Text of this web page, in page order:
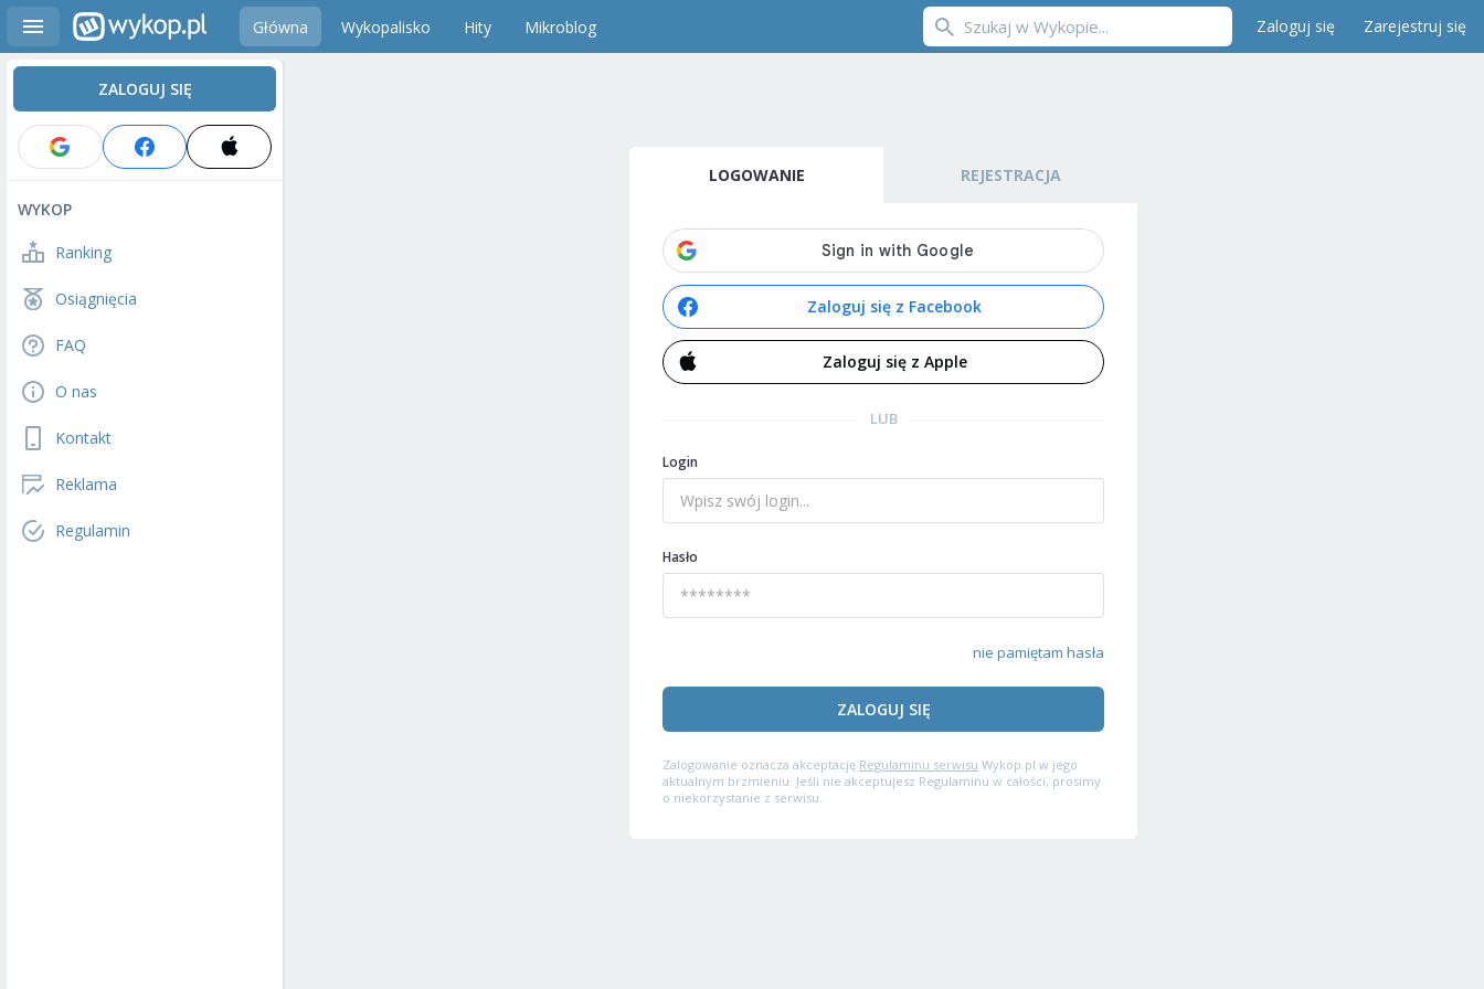
Główna Wykopalisko Hity Mikroblog Zaloguj się Zarejestruj się
ZALOGUJ SIĘ
WYKOP
Ranking
Osiągnięcia
FAQ
O nas
Kontakt
Reklama
Regulamin
LOGOWANIE REJESTRACJA
Zaloguj się z Facebook
Zaloguj się z Apple
LUB
Login
Hasło
nie pamiętam hasła
ZALOGUJ SIĘ
Zalogowanie oznacza akceptację Regulaminu serwisu Wykop.pl w jego
aktualnym brzmieniu. Jeśli nie akceptujesz Regulaminu w całości, prosimy
o niekorzystanie z serwisu.